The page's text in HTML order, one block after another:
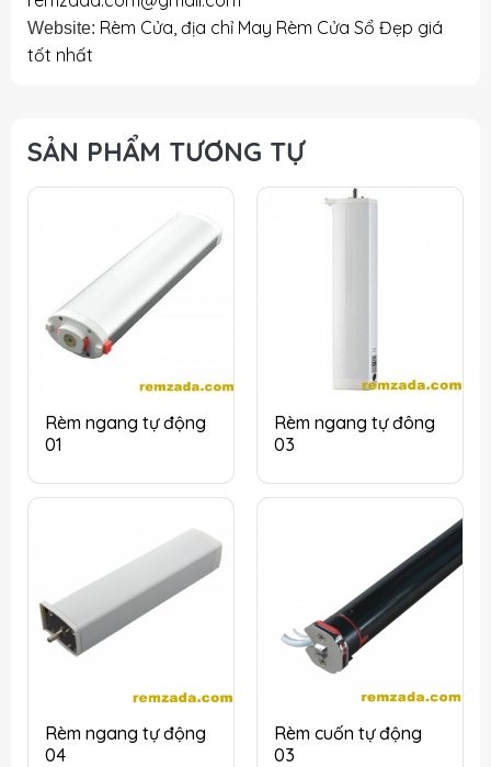
Website: Rèm Cửa, địa chỉ May Rèm Cửa Sổ Đẹp giá
tốt nhất
SẢN PHẨM TƯƠNG TỰ
Rèm ngang tự động
01
Rèm ngang tự đông
03
Rèm ngang tự động
04
Rèm cuốn tự động
03